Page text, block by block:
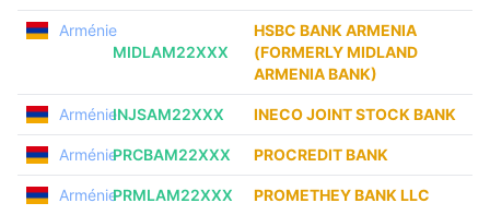
Arménie
MIDLAM22XXX
HSBC BANK ARMENIA
(FORMERLY MIDLAND
ARMENIA BANK)
ArménieINJSAM22XXX INECO JOINT STOCK BANK
ArméniePRCBAM22XXX PROCREDIT BANK
ArméniePRMLAM22XXX PROMETHEY BANK LLC